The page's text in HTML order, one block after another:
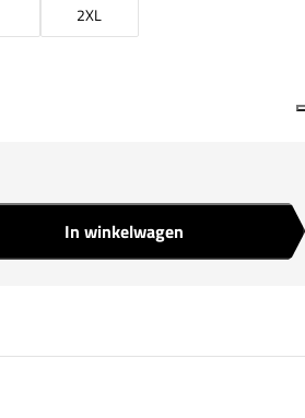
2XL
In winkelwagen